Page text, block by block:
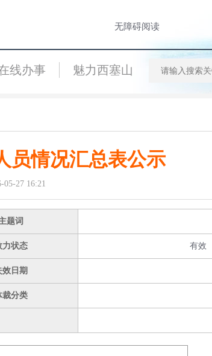
无障碍阅读
线办事 魅力西塞山
员情况汇总表公示
27 16:21
题词
力状态 有效
效日期
裁分类